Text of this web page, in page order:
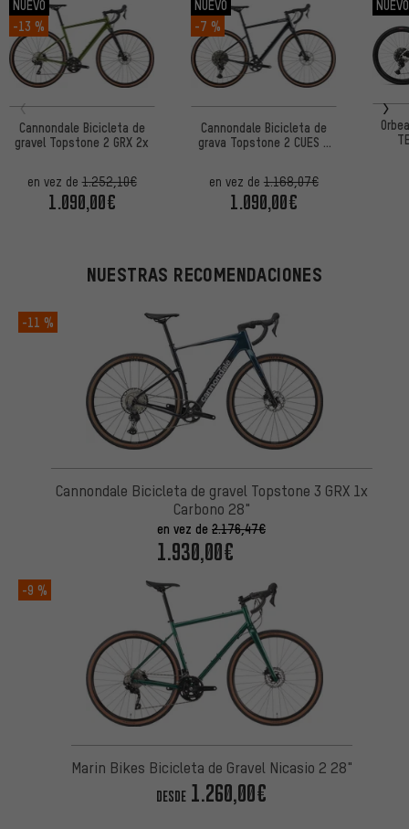
NUEVO
-13 %
Cannondale Bicicleta de
gravel Topstone 2 GRX 2x
en vez de1.252,10€
1.090,00€
NUEVO
-7 %
Cannondale Bicicleta de
grava Topstone 2 CUES -
en vez de 1.168,07€
1.090,00€
NUEVO
NUESTRAS RECOMENDACIONES
-11 %
Cannondale Bicicleta de gravel Topstone 3 GRX 1x
Carbono 28"
en vez de 2.176,47€
1.930,00€
-9 %
Marin Bikes Bicicleta de Gravel Nicasio 2 28"
DESDE1.260,00€